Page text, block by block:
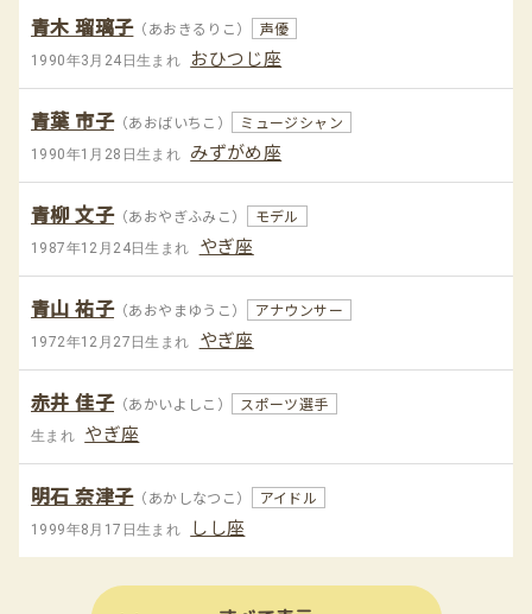
青木 瑠璃子（あおきるりこ） 声優
1990年3月24日生まれ おひつじ座
青葉 市子（あおばいちこ） ミュージシャン
1990年1月28日生まれ みずがめ座
青柳 文子（あおやぎふみこ） モデル
1987年12月24日生まれ やぎ座
青山 祐子（あおやまゆうこ） アナウンサー
1972年12月27日生まれ やぎ座
赤井 佳子（あかいよしこ） スポーツ選手
生まれ やぎ座
明石 奈津子（あかしなつこ） アイドル
1999年8月17日生まれ しし座